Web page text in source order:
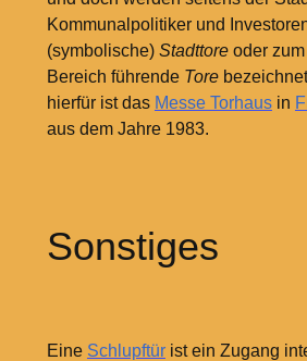
Kommunalpolitiker und
(symbolische) Stadttoreoder zum
Bereich führende Tore
hierfür ist das Messe Torhausin
aus dem Jahre 1983.
Sonstiges
Eine Schlupftürist ein Zugang